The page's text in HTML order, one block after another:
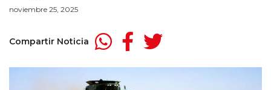
noviembre 25, 2025
Compartir Noticia